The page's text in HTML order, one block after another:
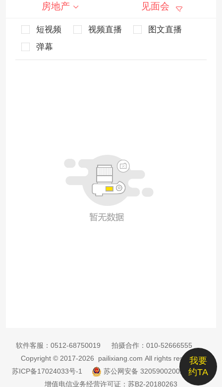
房地产 见面会
短视频 视频直播
图文直播
弹幕
我要
约TA
软件客服： 0512-68750019 拍摄合作： 010-52666555
Copyright © 2017-2026 pailixiang.com All rights reserved
苏ICP备17024033号-1
苏公网安备 32059002002885号
增值电信业务经营许可证：苏B2-20180263